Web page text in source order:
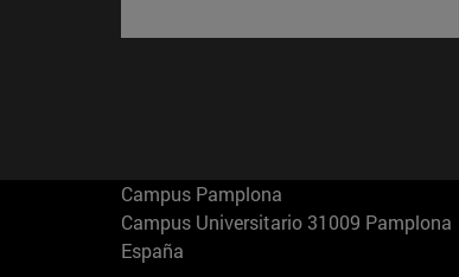
Campus Pamplona
Campus Universitario 31009 Pamplona
España